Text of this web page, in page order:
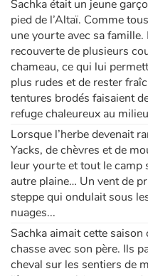
Sachka était un jeune
pied de l’Altaï. Comme
une yourte avec sa
recouverte de plusieurs
chameau, ce qui lui
plus rudes et de rester
tentures brodés faisaient
refuge chaleureux au
Lorsque l’herbe devenait
Yacks, de chèvres et de
leur yourte et tout le camp
autre plaine… Un vent de
steppe qui ondulait sous
nuages...
Sachka aimait cette
chasse avec son père. Ils
cheval sur les sentiers de